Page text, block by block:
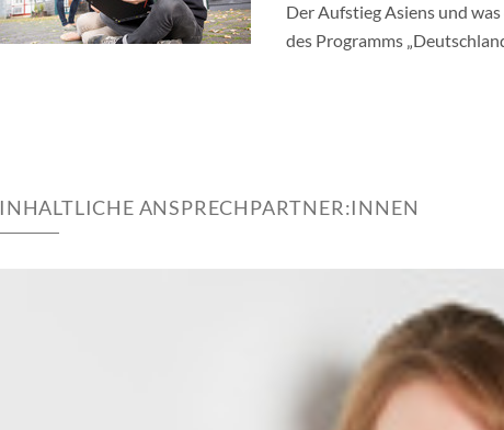
Der Aufstieg Asiens und
des Programms
INHALTLICHE ANSPRECHPARTNER:INNEN